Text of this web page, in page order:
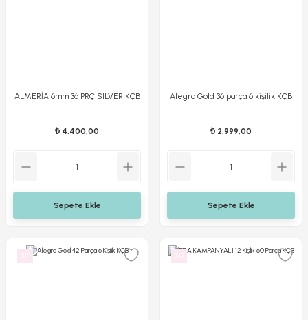
ALMERİA 6mm 36 PRÇ SILVER KÇB
₺ 4.400,00
Sepete Ekle
Alegra Gold 36 parça 6 kişilik KÇB
₺ 2.999,00
Sepete Ekle